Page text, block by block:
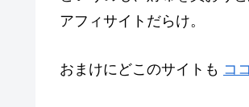
アフィサイトだらけ。
おまけにどこのサイトも コ